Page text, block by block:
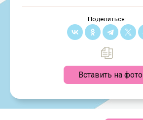
Поделиться:
Вставить на фото